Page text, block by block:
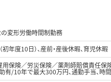
変形労働時間制勤務
年度10日）、産前・産後休暇、育児休暇
保険／労災保険／薬剤師賠償責任保
有/10年で最大300万円、通勤手当、時